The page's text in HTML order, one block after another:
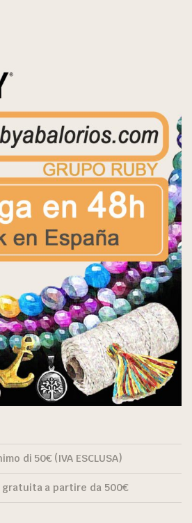
di 50€ (IVA ESCLUSA)
gratuita a partire da 500€